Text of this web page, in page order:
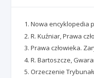
Nowa encyklopedia
R. Kuźniar, Prawa
Prawa człowieka.
R. Bartoszcze,
Orzeczenie